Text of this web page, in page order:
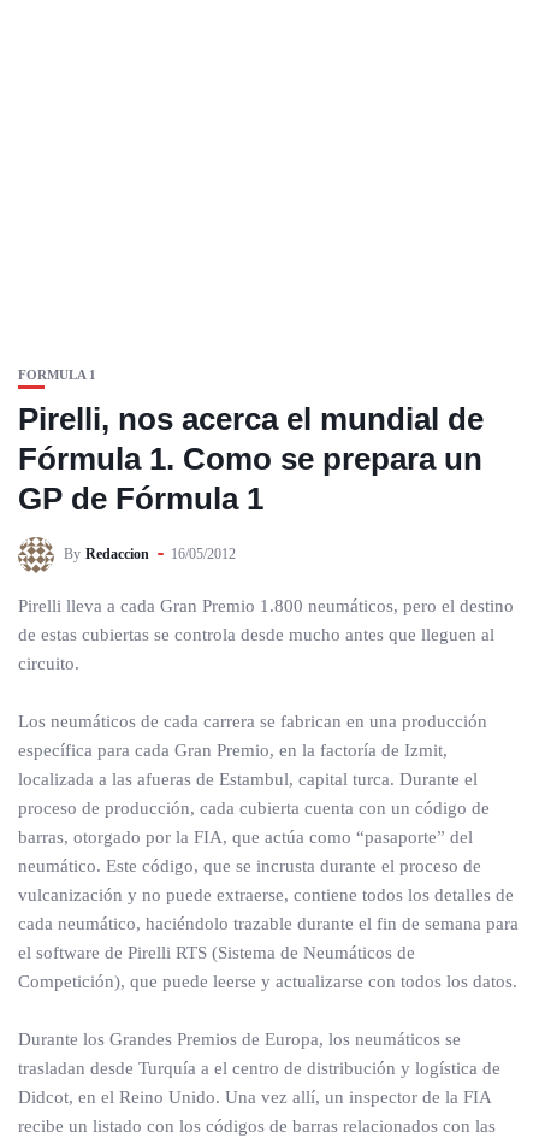
FORMULA 1
Pirelli, nos acerca el mundial de
Fórmula 1. Como se prepara un
GP de Fórmula 1
By Redaccion 16/05/2012
Pirelli lleva a cada Gran Premio 1.800 neumáticos, pero el destino
de estas cubiertas se controla desde mucho antes que lleguen al
circuito.
Los neumáticos de cada carrera se fabrican en una producción
específica para cada Gran Premio, en la factoría de Izmit,
localizada a las afueras de Estambul, capital turca. Durante el
proceso de producción, cada cubierta cuenta con un código de
barras, otorgado por la FIA, que actúa como “pasaporte” del
neumático. Este código, que se incrusta durante el proceso de
vulcanización y no puede extraerse, contiene todos los detalles de
cada neumático, haciéndolo trazable durante el fin de semana para
el software de Pirelli RTS (Sistema de Neumáticos de
Competición), que puede leerse y actualizarse con todos los datos.
Durante los Grandes Premios de Europa, los neumáticos se
trasladan desde Turquía a el centro de distribución y logística de
Didcot, en el Reino Unido. Una vez allí, un inspector de la FIA
recibe un listado con los códigos de barras relacionados con las